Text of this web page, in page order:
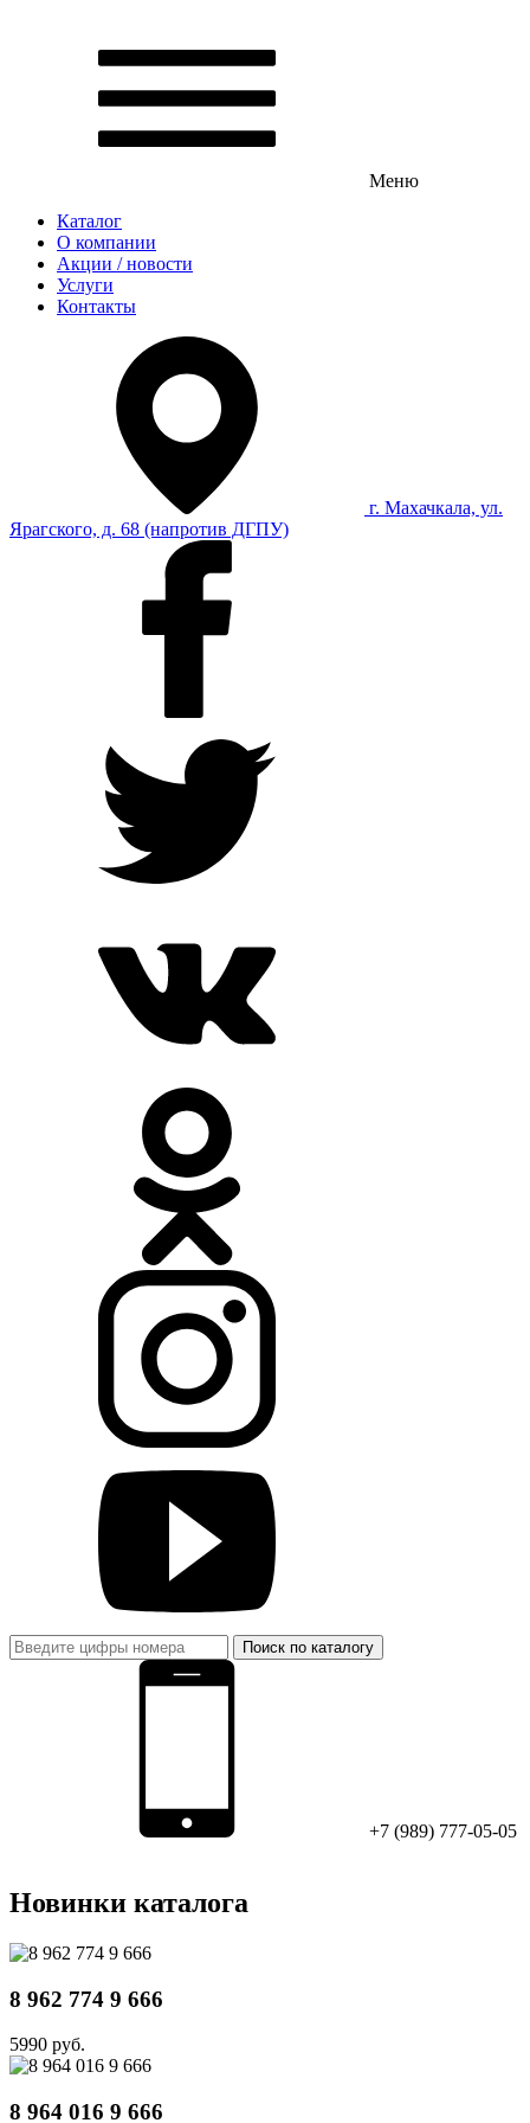
Меню
Каталог
О компании
Акции / новости
Услуги
Контакты
г. Махачкала, ул.
Ярагского, д. 68 (напротив ДГПУ)
Поиск по каталогу
+7 (989) 777-05-05
Новинки каталога
8 962 774 9 666
5990 руб.
8 964 016 9 666